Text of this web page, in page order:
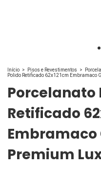
Início > Pisos e Revestimentos >
Polido Retificado 62x121cm Embramaco
Porcelanato
Retificado
Embramaco
Premium